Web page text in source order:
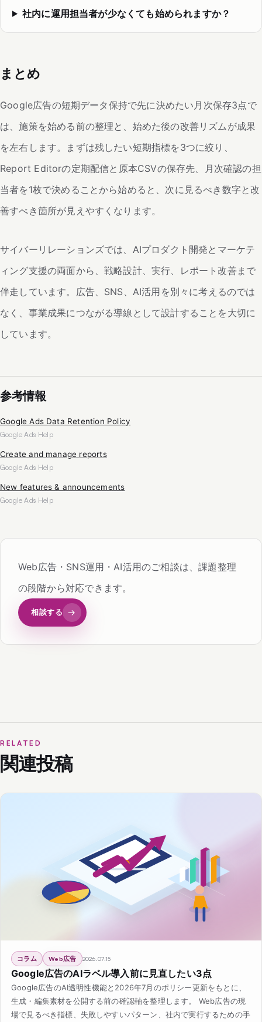
社内に運用担当者が少なくても始められますか？
まとめ
Google広告の短期データ保持で先に決めたい月次保存3点で
は、施策を始める前の整理と、始めた後の改善リズムが成果
を左右します。まずは残したい短期指標を3つに絞り、
Report Editorの定期配信と原本CSVの保存先、月次確認の担
当者を1枚で決めることから始めると、次に見るべき数字と改
善すべき箇所が見えやすくなります。
サイバーリレーションズでは、AIプロダクト開発とマーケテ
ィング支援の両面から、戦略設計、実行、レポート改善まで
伴走しています。広告、SNS、AI活用を別々に考えるのでは
なく、事業成果につながる導線として設計することを大切に
しています。
参考情報
Google Ads Data Retention Policy
Google Ads Help
Create and manage reports
Google Ads Help
New features & announcements
Google Ads Help
Web広告・SNS運用・AI活用のご相談は、課題整理
の段階から対応できます。
相談する →
RELATED
関連投稿
コラム Web広告 2026.07.15
Google広告のAIラベル導入前に見直したい3点
Google広告のAI透明性機能と2026年7月のポリシー更新をもとに、
生成・編集素材を公開する前の確認軸を整理します。 Web広告の現
場で見るべき指標、失敗しやすいパターン、社内で実行するための手